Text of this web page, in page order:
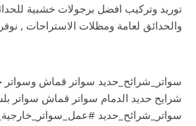
توريد وتركيب افضل برجولات خشبية
والحدائق لعامة ومظلات الاستراحات ,
سواتر_شرائح_حديد سواتر قماش وسواتر
شرايح حديد الدمام سواتر قماش سواتر
سواتر_شرائح_حديد